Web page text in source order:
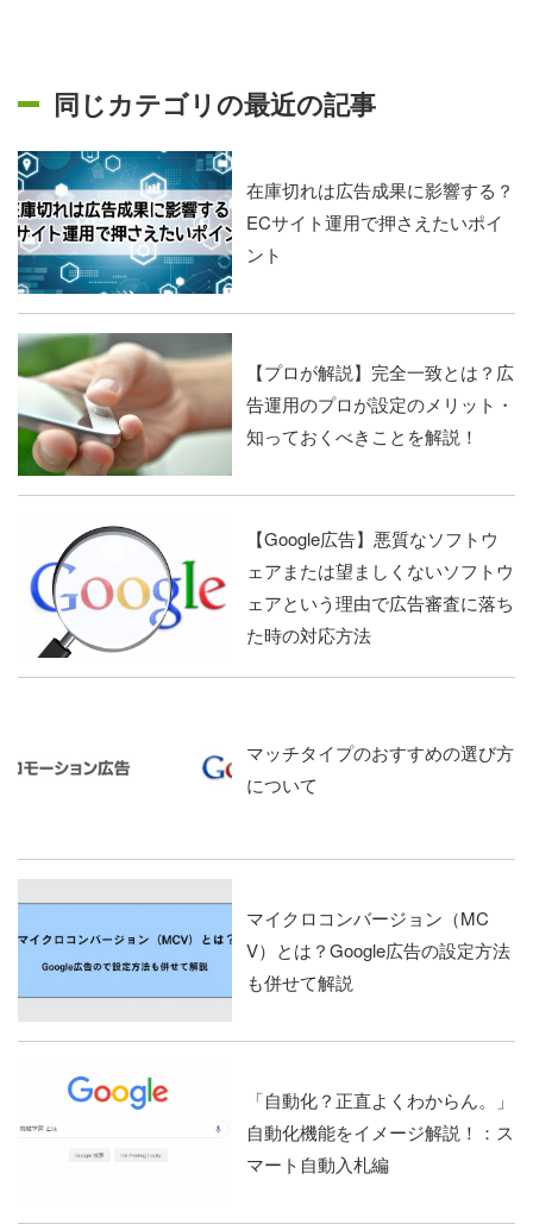
同じカテゴリの最近の記事
在庫切れは広告成果に影響する？
ECサイト運用で押さえたいポイ
ント
【プロが解説】完全一致とは？広
告運用のプロが設定のメリット・
知っておくべきことを解説！
【Google広告】悪質なソフトウ
ェアまたは望ましくないソフトウ
ェアという理由で広告審査に落ち
た時の対応方法
マッチタイプのおすすめの選び方
について
マイクロコンバージョン（MC
V）とは？Google広告の設定方法
も併せて解説
「自動化？正直よくわからん。」
自動化機能をイメージ解説！：ス
マート自動入札編